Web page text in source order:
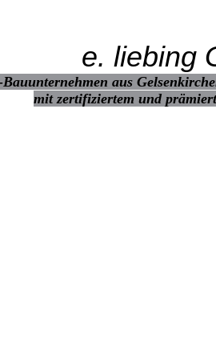
e. liebing
aus
mit zertifiziertem und